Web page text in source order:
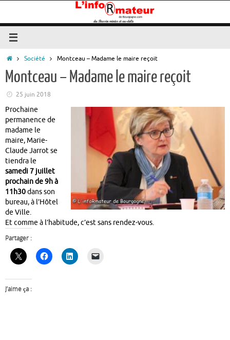
contenu
Accueil
Société Montceau – Madame le maire reçoit
Montceau – Madame le maire reçoit
25 juin 2018
Prochaine
permanence de
madame le
maire, Marie-
Claude Jarrot se
tiendra le
samedi 7 juillet
prochain de 9h à
11h30dans son
bureau, à l’Hôtel
de Ville.
Et comme à l’habitude, c’est sans rendez-vous.
Partager :
J’aime ça :